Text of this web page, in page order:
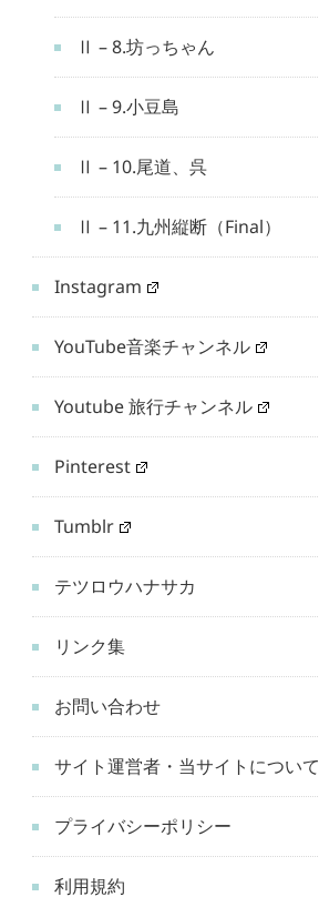
Ⅱ – 8.坊っちゃん
Ⅱ – 9.小豆島
Ⅱ – 10.尾道、呉
Ⅱ – 11.九州縦断（Final）
Instagram
YouTube音楽チャンネル
Youtube 旅行チャンネル
Pinterest
Tumblr
テツロウハナサカ
リンク集
お問い合わせ
サイト運営者・当サイトについて
プライバシーポリシー
利用規約